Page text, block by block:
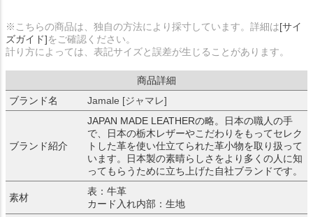
※こちらの商品は、独自の方法により採寸しています。詳細は[サイ
ズガイド]をご確認ください。
計り方によっては、表記サイズと誤差が生じることがあります。
商品詳細
ブランド名
Jamale [ジャマレ]
ブランド紹介
JAPAN MADE LEATHERの略。日本の職人の手
で、日本の栃木レザーやこだわりをもってセレク
トした革を使い仕立てられた革小物を取り扱って
います。日本製の素晴らしさをより多くの人に知
ってもらうために立ち上げた自社ブランドです。
素材
表：牛革
カード入れ内部：生地